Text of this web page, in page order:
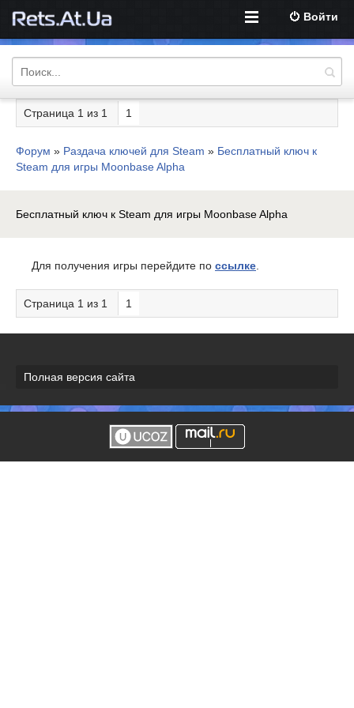
Войти
Страница 1 из 1 1
Форум » Раздача ключей для Steam » Бесплатный ключ к
Steam для игры Moonbase Alpha
Бесплатный ключ к Steam для игры Moonbase Alpha
Для получения игры перейдите по ссылке
Страница 1 из 1 1
Полная версия сайта